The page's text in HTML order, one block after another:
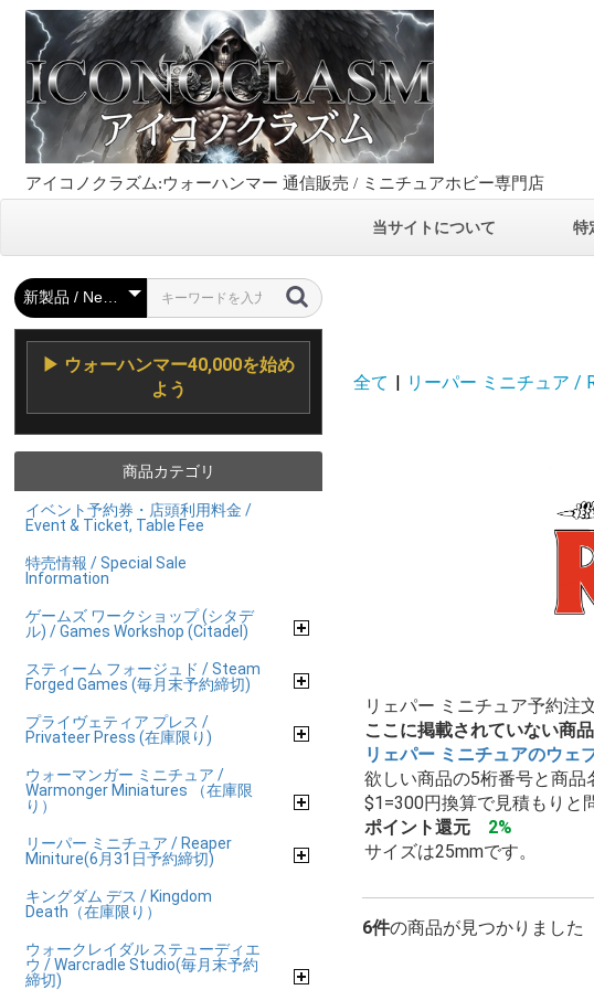
アイコノクラズム:ウォーハンマー 通信販売 / ミニチュアホビー専門店
当サイトについて 特
▶ ウォーハンマー40,000を始め
よう
商品カテゴリ
イベント予約券・店頭利用料金 /
Event & Ticket, Table Fee
特売情報 / Special Sale
Information
ゲームズ ワークショップ (シタデ
ル) / Games Workshop (Citadel)
スティーム フォージュド / Steam
Forged Games (毎月末予約締切)
プライヴェティア プレス /
Privateer Press (在庫限り)
ウォーマンガー ミニチュア /
Warmonger Miniatures （在庫限
り）
リーパー ミニチュア / Reaper
Miniture(6月31日予約締切)
キングダム デス / Kingdom
Death（在庫限り）
ウォークレイダル ステューディエ
ウ / Warcradle Studio(毎月末予約
締切)
全て | リーパー ミニチュア /
リェパー ミニチュア予約注
ここに掲載されていない商
リェパー ミニチュアのウェ
欲しい商品の5桁番号と商品
$1=300円換算で見積もりと
ポイント還元 2%
サイズは25mmです。
6件の商品が見つかりました